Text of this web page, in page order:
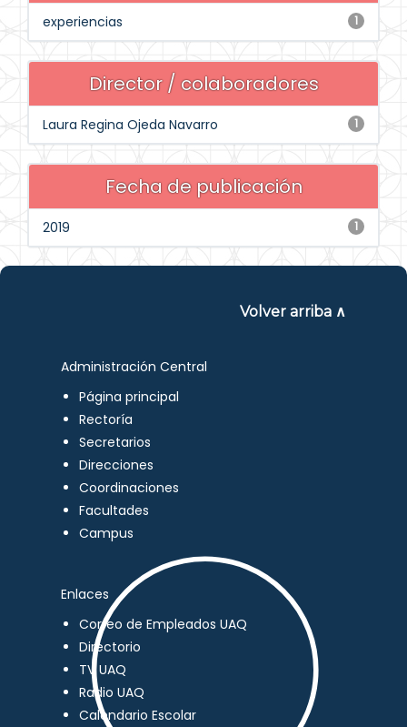
1
experiencias
Director / colaboradores
1
Laura Regina Ojeda Navarro
Fecha de publicación
1
2019
Volver arriba ∧
Administración Central
Página principal
Rectoría
Secretarios
Direcciones
Coordinaciones
Facultades
Campus
Enlaces
Correo de Empleados UAQ
Directorio
TV UAQ
Radio UAQ
Calendario Escolar